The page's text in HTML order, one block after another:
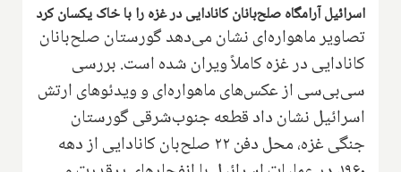
اسرائیل آرامگاه صلح‌بانان کانادایی در غزه را با خاک یکسان کرد
تصاویر ماهواره‌ای نشان می‌دهد گورستان صلح‌بانان
کانادایی در غزه کاملاً ویران شده است. بررسی
سی‌بی‌سی از عکس‌های ماهواره‌ای و ویدئوهای ارتش
اسرائیل نشان داد قطعه جنوب‌شرقی گورستان
جنگی غزه، محل دفن ۲۲ صلح‌بان کانادایی از دهه